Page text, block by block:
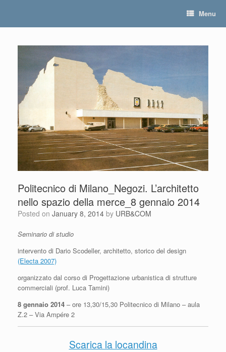
Menu
Politecnico di Milano_Negozi. L’architetto
nello spazio della merce_8 gennaio 2014
Posted on January 8, 2014 by URB&COM
Seminario di studio
intervento di Dario Scodeller, architetto, storico del design
(Electa 2007)
organizzato dal corso di Progettazione urbanistica di strutture
commerciali (prof. Luca Tamini)
8 gennaio 2014 – ore 13,30/15,30 Politecnico di Milano – aula
Z.2 – Via Ampére 2
Scarica la locandina